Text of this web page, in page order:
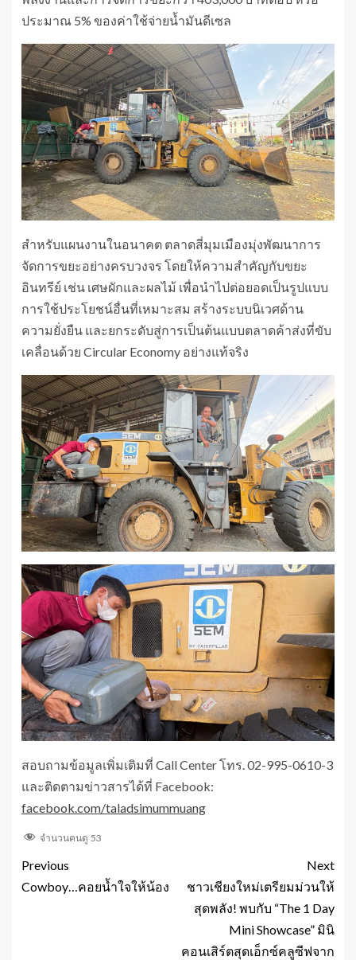
ประมาณ 5% ของค่าใช้จ่ายน้ำมันดีเซล
สำหรับแผนงานในอนาคต ตลาดสี่มุมเมืองมุ่งพัฒนาการ
จัดการขยะอย่างครบวงจร โดยให้ความสำคัญกับขยะ
อินทรีย์ เช่น เศษผักและผลไม้ เพื่อนำไปต่อยอดเป็นรูปแบบ
การใช้ประโยชน์อื่นที่เหมาะสม สร้างระบบนิเวศด้าน
ความยั่งยืน และยกระดับสู่การเป็นต้นแบบตลาดค้าส่งที่ขับ
เคลื่อนด้วย Circular Economy อย่างแท้จริง
สอบถามข้อมูลเพิ่มเติมที่ Call Center โทร. 02-995-0610-3
และติดตามข่าวสารได้ที่ Facebook:
facebook.com/taladsimummuang
จำนวนคนดู 53
Previous
Cowboy…คอยน้ำใจให้น้อง
Next
ชาวเชียงใหม่เตรียมม่วนให้
สุดพลัง! พบกับ “The 1 Day
Mini Showcase” มินิ
คอนเสิร์ตสุดเอ็กซ์คลูซีฟจาก